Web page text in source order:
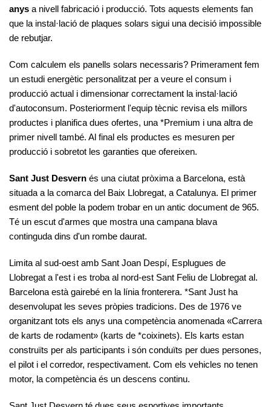
anys a nivell fabricació i producció. Tots aquests elements fan
que la instal·lació de plaques solars sigui una decisió impossible
de rebutjar.
Com calculem els panells solars necessaris? Primerament fem
un estudi energètic personalitzat per a veure el consum i
producció actual i dimensionar correctament la instal·lació
d'autoconsum. Posteriorment l'equip tècnic revisa els millors
productes i planifica dues ofertes, una *Premium i una altra de
primer nivell també. Al final els productes es mesuren per
producció i sobretot les garanties que ofereixen.
Sant Just Desvern és una ciutat pròxima a Barcelona, està
situada a la comarca del Baix Llobregat, a Catalunya. El primer
esment del poble la podem trobar en un antic document de 965.
Té un escut d'armes que mostra una campana blava
continguda dins d'un rombe daurat.
Limita al sud-oest amb Sant Joan Despí, Esplugues de
Llobregat a l'est i es troba al nord-est Sant Feliu de Llobregat al.
Barcelona està gairebé en la línia fronterera. *Sant Just ha
desenvolupat les seves pròpies tradicions. Des de 1976 ve
organitzant tots els anys una competència anomenada «Carrera
de karts de rodament» (karts de *coixinets). Els karts estan
construïts per als participants i són conduïts per dues persones,
el pilot i el corredor, respectivament. Com els vehicles no tenen
motor, la competència és un descens continu.